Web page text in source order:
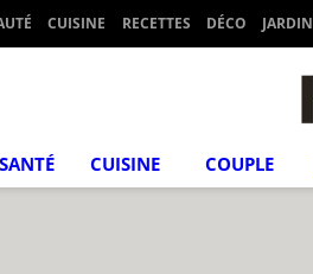
CUISINE RECETTES DÉCO JARDIN
SANTÉ CUISINE COUPLE